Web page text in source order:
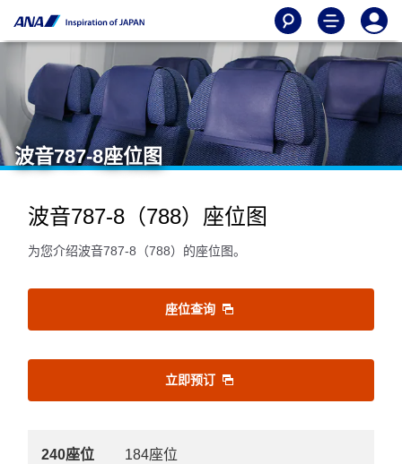
波音787-8座位图
波音787-8（788）座位图
为您介绍波音787-8（788）的座位图。
座位查询
立即预订
240座位 184座位